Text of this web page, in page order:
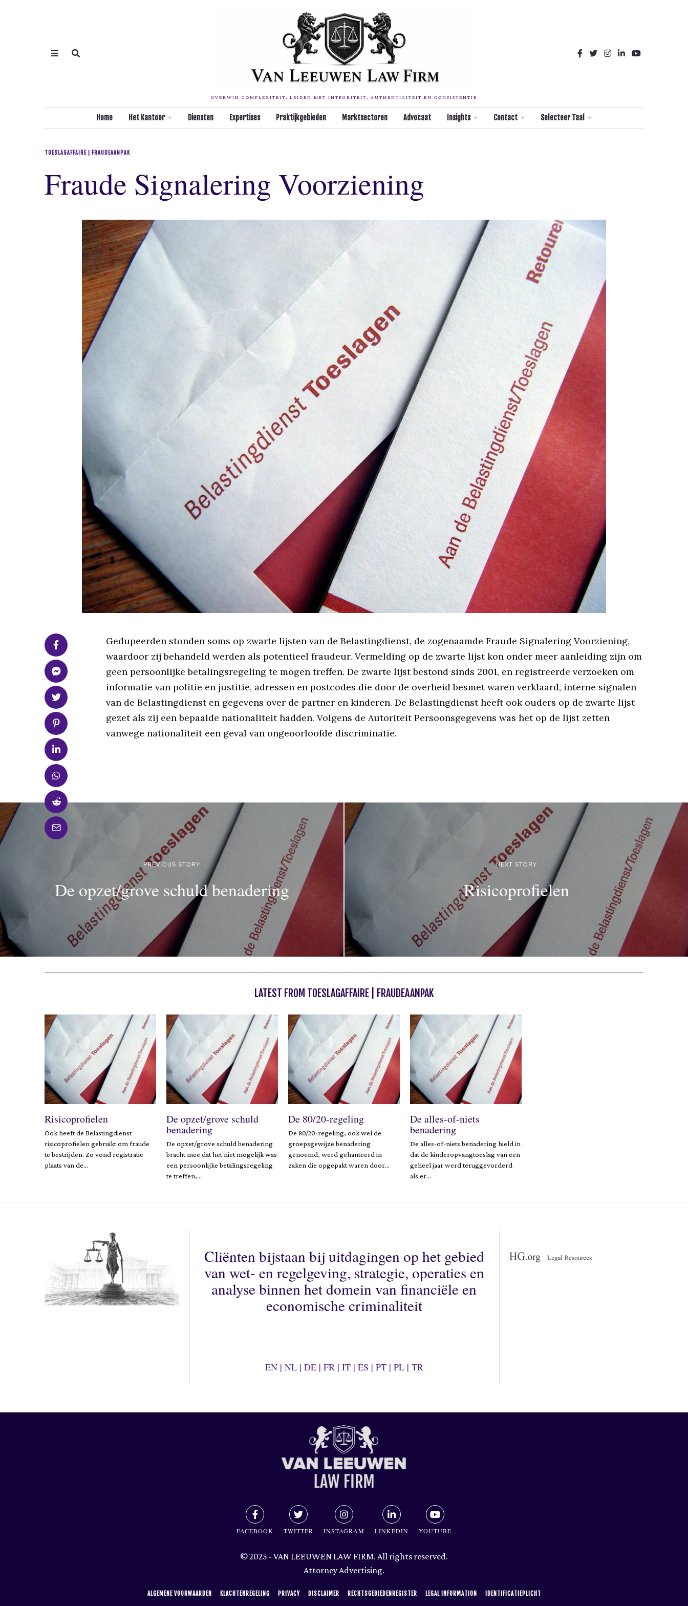
OVERWIN COMPLEXITEIT, LEIDEN MET INTEGRITEIT, AUTHENTICITEIT EN CONSISTENTIE
Home Het Kantoor Diensten Expertises Praktijkgebieden Marktsectoren Advocaat Insights Contact Selecteer Taal
TOESLAGAFFAIRE | FRAUDEAANPAK
Fraude Signalering Voorziening
Gedupeerden stonden soms op zwarte lijsten van de Belastingdienst, de zogenaamde Fraude Signalering Voorziening,
waardoor zij behandeld werden als potentieel fraudeur. Vermelding op de zwarte lijst kon onder meer aanleiding zijn om
geen persoonlijke betalingsregeling te mogen treffen. De zwarte lijst bestond sinds 2001, en registreerde verzoeken om
informatie van politie en justitie, adressen en postcodes die door de overheid besmet waren verklaard, interne signalen
van de Belastingdienst en gegevens over de partner en kinderen. De Belastingdienst heeft ook ouders op de zwarte lijst
gezet als zij een bepaalde nationaliteit hadden. Volgens de Autoriteit Persoonsgegevens was het op de lijst zetten
vanwege nationaliteit een geval van ongeoorloofde discriminatie.
PREVIOUS STORY
De opzet/grove schuld benadering
NEXT STORY
Risicoprofielen
LATEST FROM TOESLAGAFFAIRE | FRAUDEAANPAK
Risicoprofielen
Ook heeft de Belastingdienst
risicoprofielen gebruikt om fraude
te bestrijden. Zo vond registratie
plaats van de…
De opzet/grove schuld
benadering
De opzet/grove schuld benadering
bracht mee dat het niet mogelijk was
een persoonlijke betalingsregeling
te treffen,…
De 80/20-regeling
De 80/20-regeling, ook wel de
groepsgewijze benadering
genoemd, werd gehanteerd in
zaken die opgepakt waren door…
De alles-of-niets
benadering
De alles-of-niets benadering hield in
dat de kinderopvangtoeslag van een
geheel jaar werd teruggevorderd
als er…
Cliënten bijstaan bij uitdagingen op het gebied
van wet- en regelgeving, strategie, operaties en
analyse binnen het domein van financiële en
economische criminaliteit
EN| NL| DE| FR| IT| ES | PT| PL| TR
FACEBOOK TWITTER INSTAGRAM LINKEDIN YOUTUBE
© 2025 - VAN LEEUWEN LAW FIRM. All rights reserved.
Attorney Advertising.
ALGEMENE VOORWAARDEN KLACHTENREGELING PRIVACY DISCLAIMER RECHTSGEBIEDENREGISTER LEGAL INFORMATION IDENTIFICATIEPLICHT